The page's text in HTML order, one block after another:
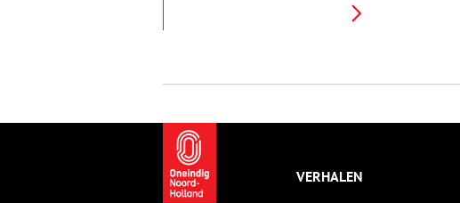
Westland besloten ieder voor
VERHALEN